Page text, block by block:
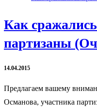
Как
партизаны
14.04.2015
Предлагаем вашему
Османова, участника